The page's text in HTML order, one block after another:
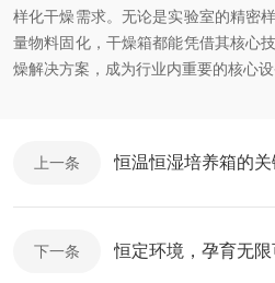
样化干燥需求。无论是实验室的精密
量物料固化，干燥箱都能凭借其核心
燥解决方案，成为行业内重要的核心设
上一条 恒温恒湿培养箱的
下一条